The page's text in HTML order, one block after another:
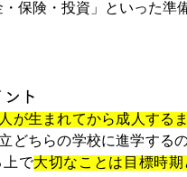
保険・投資」といった準
ト
が生まれてから成人する
どちらの学校に進学する
上で大切なことは目標時